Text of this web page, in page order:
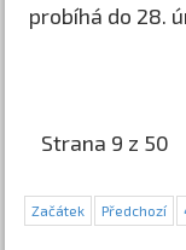
probíhá do 28.
Strana 9 z 50
Začátek Předchozí